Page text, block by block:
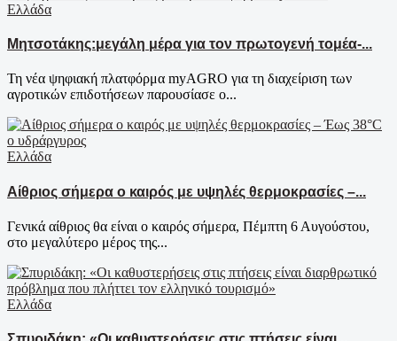
Ελλάδα
Μητσοτάκης:μεγάλη μέρα για τον πρωτογενή τομέα-...
Τη νέα ψηφιακή πλατφόρμα myAGRO για τη διαχείριση των
αγροτικών επιδοτήσεων παρουσίασε ο...
Ελλάδα
Αίθριος σήμερα ο καιρός με υψηλές θερμοκρασίες –...
Γενικά αίθριος θα είναι ο καιρός σήμερα, Πέμπτη 6 Αυγούστου,
στο μεγαλύτερο μέρος της...
Ελλάδα